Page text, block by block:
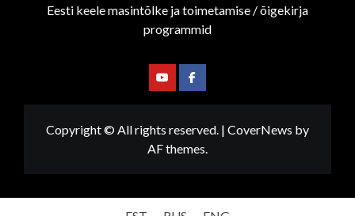
Eesti keele masintõlke ja toimetamise / õigekirja
programmid
YoutubeFacebook
Copyright © All rights reserved. | CoverNews by
AF themes.